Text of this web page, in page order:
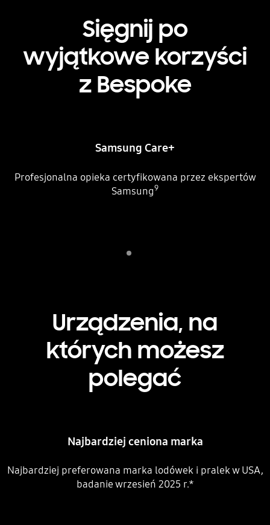
Sięgnij po
wyjątkowe korzyści
z Bespoke
Samsung Care+
Profesjonalna opieka certyfikowana przez ekspertów
Samsung9
Urządzenia, na
których możesz
polegać
Najbardziej ceniona marka
Najbardziej preferowana marka lodówek i pralek w USA,
badanie wrzesień 2025 r.*